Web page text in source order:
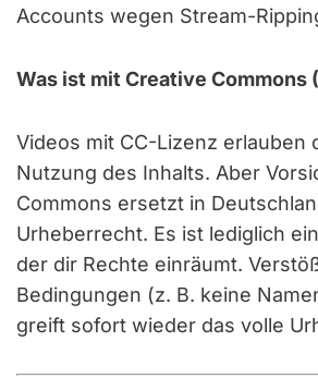
Accounts wegen Stream-
Was ist mit Creative Commons
Videos mit CC-Lizenz erlauben
Nutzung des Inhalts. Aber
Commons ersetzt in
Urheberrecht. Es ist lediglich
der dir Rechte einräumt.
Bedingungen (z. B. keine
greift sofort wieder das volle